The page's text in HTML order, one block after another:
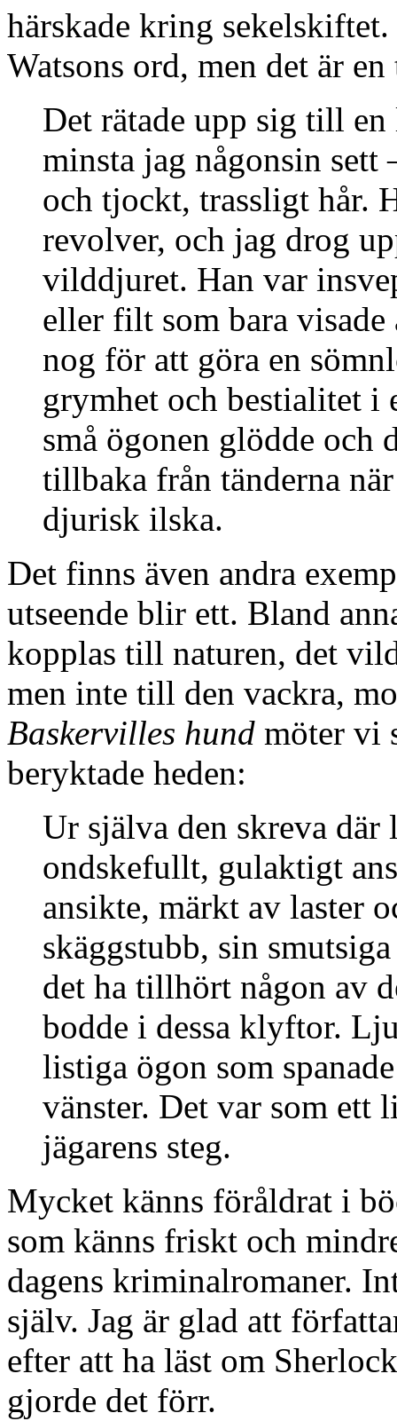
härskade kring
Watsons ord, men det är
Det rätade upp sig till
minsta jag någonsin
och tjockt, trassligt hår.
revolver, och jag drog
vilddjuret. Han var
eller filt som bara
nog för att göra en
grymhet och bestialitet i
små ögonen glödde och
tillbaka från tänderna
djurisk ilska.
Det finns även andra
utseende blir ett. Bland
kopplas till naturen, det
men inte till den vackra,
Baskervilles hund möter vi
beryktade heden:
Ur själva den skreva där
ondskefullt, gulaktigt
ansikte, märkt av laster
skäggstubb, sin
det ha tillhört någon av
bodde i dessa klyftor.
listiga ögon som
vänster. Det var som
jägarens steg.
Mycket känns föråldrat i
som känns friskt och
dagens kriminalromaner.
själv. Jag är glad att
efter att ha läst om
gjorde det förr.